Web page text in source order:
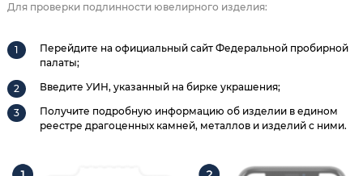
Для проверки подлинности ювелирного изделия:
Перейдите на официальный сайт Федеральной пробирной
палаты;
Введите УИН, указанный на бирке украшения;
Получите подробную информацию об изделии в едином
реестре драгоценных камней, металлов и изделий с ними.